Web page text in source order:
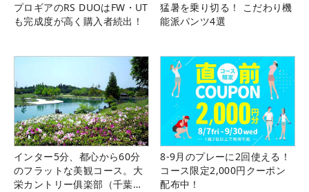
プロギアのRS DUOはFW・UT
も完成度が高く購入者続出！
猛暑を乗り切る！ こだわり機
能派パンツ4選
インター5分、都心から60分
のフラットな美観コース。大
栄カントリー俱楽部（千葉
8-9月のプレーに2回使える！
コース限定2,000円クーポン
配布中！